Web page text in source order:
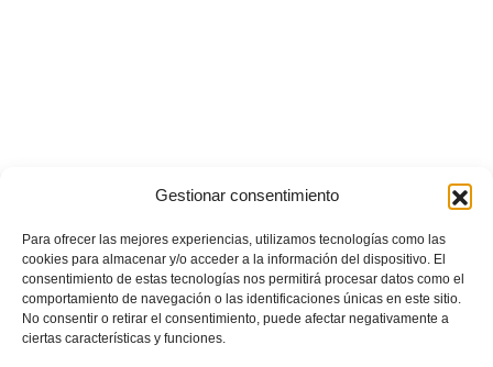
Gestionar consentimiento
Para ofrecer las mejores experiencias, utilizamos tecnologías como las
cookies para almacenar y/o acceder a la información del dispositivo. El
consentimiento de estas tecnologías nos permitirá procesar datos como el
comportamiento de navegación o las identificaciones únicas en este sitio.
No consentir o retirar el consentimiento, puede afectar negativamente a
ciertas características y funciones.